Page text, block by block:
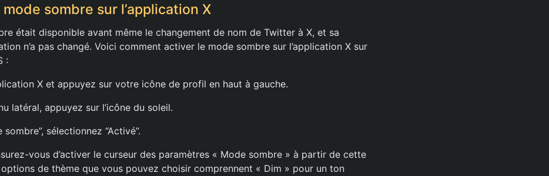
sombre sur l’application X
était disponible avant même le changement de nom de Twitter à X, et sa
n’a pas changé. Voici comment activer le mode sombre sur l’application X sur
:
X et appuyez sur votre icône de profil en haut à gauche.
latéral, appuyez sur l’icône du soleil.
sombre”, sélectionnez “Activé”.
vous d’activer le curseur des paramètres « Mode sombre » à partir de cette
de thème que vous pouvez choisir comprennent « Dim » pour un ton